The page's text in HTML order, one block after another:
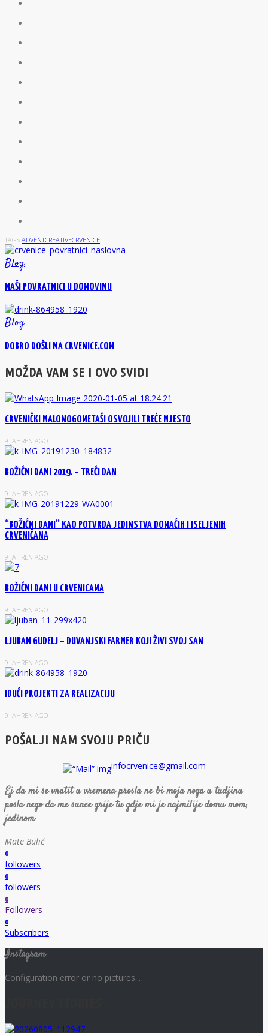
TAGS:ADVENTCREATIVECRVENICE
Blog
NAŠI POVRATNICI U DOMOVINU
Blog
DOBRO DOŠLI NA CRVENICE.COM
MOŽDA VAM SE I OVO SVIDI
CRVENIČKI MALONOGOMETAŠI OSVOJILI TREĆE MJESTO
9 JAHREN AGO
BOŽIĆNI DANI 2019. – TREĆI DAN
9 JAHREN AGO
“BOŽIĆNI DANI” KAO POTVRDA JEDINSTVA DOMAĆIH I ISELJENIH
CRVENIČANA
9 JAHREN AGO
BOŽIĆNI DANI U CRVENICAMA
9 JAHREN AGO
LJUBAN GUDELJ – DUVANJSKI FARMER KOJI ŽIVI SVOJ SAN
9 JAHREN AGO
IDUĆI PROJEKTI ZA REALIZACIJU
9 JAHREN AGO
POŠALJI NAM SVOJU PRIČU
infocrvenice@gmail.com
Ej da mi se vratit u vremena prosla ne bi moja noga u tudjinu
posla nego da me sunce grije tu gdje mi je najmilije domu mom,
jedinom
Mate Bulić
0
followers
0
followers
0
Followers
0
Subscribers
Instagram
Configuration error or no pictures...